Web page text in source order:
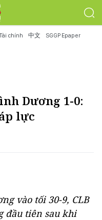
chính 中文 SGGP Epaper
Dương 1-0:
lực
vào tối 30-9, CLB
đầu tiên sau khi